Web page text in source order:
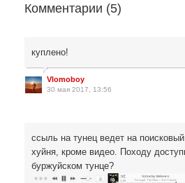
Комментарии (5)
куплено!
Vlomoboy
30 мая 2017, 13:56
ссыль на тунец ведет на
хуйня, кроме видео. Походу
буржуйском тунце?